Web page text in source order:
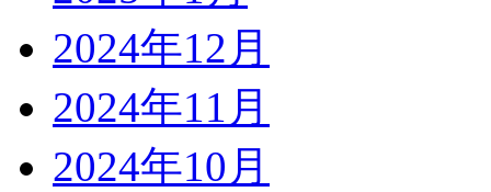
2024年12月
2024年11月
2024年10月